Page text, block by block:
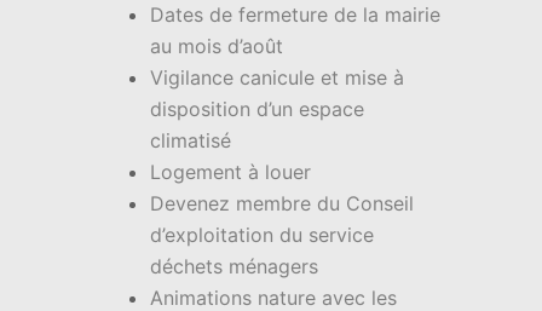
Dates de fermeture de la mairie
au mois d’août
Vigilance canicule et mise à
disposition d’un espace
climatisé
Logement à louer
Devenez membre du Conseil
d’exploitation du service
déchets ménagers
Animations nature avec les